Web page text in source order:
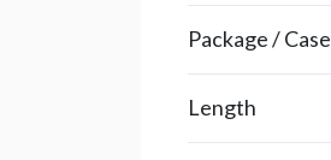
Package / Case
Length